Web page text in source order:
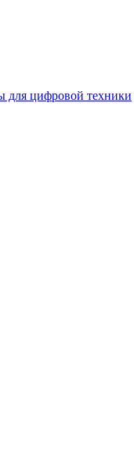
для цифровой техники